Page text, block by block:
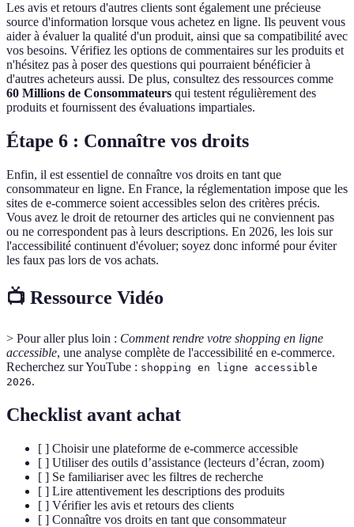
Les avis et retours d'autres clients sont également une précieuse
source d'information lorsque vous achetez en ligne. Ils peuvent vous
aider à évaluer la qualité d'un produit, ainsi que sa compatibilité avec
vos besoins. Vérifiez les options de commentaires sur les produits et
n'hésitez pas à poser des questions qui pourraient bénéficier à
d'autres acheteurs aussi. De plus, consultez des ressources comme
60 Millions de Consommateurs qui testent régulièrement des
produits et fournissent des évaluations impartiales.
Étape 6 : Connaître vos droits
Enfin, il est essentiel de connaître vos droits en tant que
consommateur en ligne. En France, la réglementation impose que les
sites de e-commerce soient accessibles selon des critères précis.
Vous avez le droit de retourner des articles qui ne conviennent pas
ou ne correspondent pas à leurs descriptions. En 2026, les lois sur
l'accessibilité continuent d'évoluer; soyez donc informé pour éviter
les faux pas lors de vos achats.
📺 Ressource Vidéo
> Pour aller plus loin : Comment rendre votre shopping en ligne
accessible, une analyse complète de l'accessibilité en e-commerce.
Recherchez sur YouTube : shopping en ligne accessible
2026.
Checklist avant achat
[ ] Choisir une plateforme de e-commerce accessible
[ ] Utiliser des outils d’assistance (lecteurs d’écran, zoom)
[ ] Se familiariser avec les filtres de recherche
[ ] Lire attentivement les descriptions des produits
[ ] Vérifier les avis et retours des clients
[ ] Connaître vos droits en tant que consommateur